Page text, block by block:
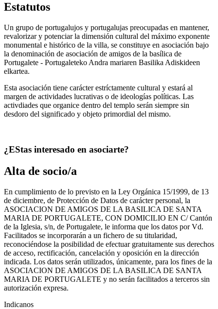
Estatutos
Un grupo de portugalujos y portugalujas preocupadas en mantener,
revalorizar y potenciar la dimensión cultural del máximo exponente
monumental e histórico de la villa, se constituye en asociación bajo
la denominación de asociación de amigos de la basílica de
Portugalete - Portugaleteko Andra mariaren Basilika Adiskideen
elkartea.
Esta asociación tiene carácter estríctamente cultural y estará al
margen de actividades lucrativas o de ideologías políticas. Las
activdiades que organice dentro del templo serán siempre sin
desdoro del significado y objeto primordial del mismo.
¿EStas interesado en asociarte?
Alta de socio/a
En cumplimiento de lo previsto en la Ley Orgánica 15/1999, de 13
de diciembre, de Protección de Datos de carácter personal, la
ASOCIACION DE AMIGOS DE LA BASILICA DE SANTA
MARIA DE PORTUGALETE, CON DOMICILIO EN C/ Cantón
de la Iglesia, s/n, de Portugalete, le informa que los datos por Vd.
Facilitados se incorporarán a un fichero de su titularidad,
reconociéndose la posibilidad de efectuar gratuitamente sus derechos
de acceso, rectificación, cancelación y oposición en la dirección
indicada. Los datos serán utilizados, únicamente, para los fines de la
ASOCIACION DE AMIGOS DE LA BASILICA DE SANTA
MARIA DE PORTUGALETE y no serán facilitados a terceros sin
autorización expresa.
Indicanos